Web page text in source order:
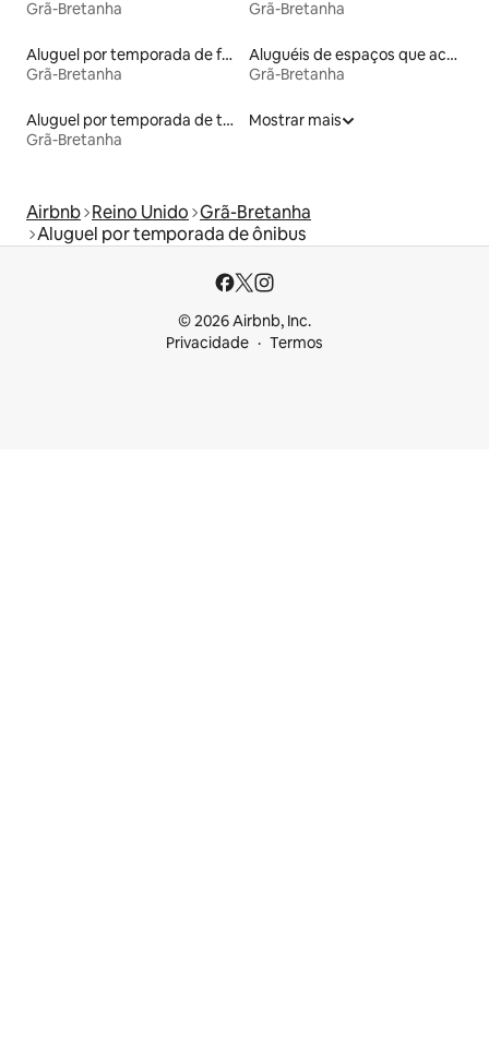
Grã-Bretanha Grã-Bretanha
Aluguel por temporada de faróis
Grã-Bretanha
Aluguéis de espaços que aceitam animais de estimação
Grã-Bretanha
Aluguel por temporada de townhouses
Grã-Bretanha
Mostrar mais
Airbnb Reino Unido Grã-Bretanha
Aluguel por temporada de ônibus
© 2026 Airbnb, Inc.
Privacidade
Termos